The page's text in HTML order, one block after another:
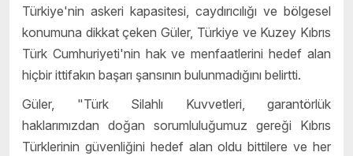
Türkiye'nin askeri kapasitesi, caydırıcılığı ve bölgesel
konumuna dikkat çeken Güler, Türkiye ve Kuzey Kıbrıs
Türk Cumhuriyeti'nin hak ve menfaatlerini hedef alan
hiçbir ittifakın başarı şansının bulunmadığını belirtti.
Güler, "Türk Silahlı Kuvvetleri, garantörlük
haklarımızdan doğan sorumluluğumuz gereği Kıbrıs
Türklerinin güvenliğini hedef alan oldu bittilere ve her